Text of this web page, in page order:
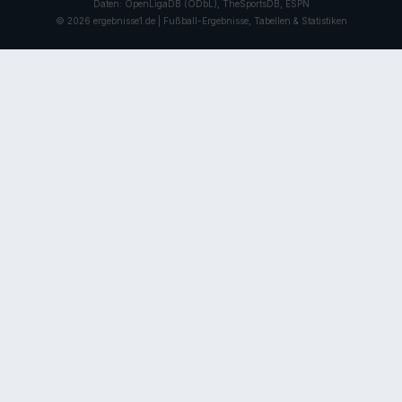
Daten: OpenLigaDB (ODbL), TheSportsDB, ESPN
© 2026 ergebnisse1.de | Fußball-Ergebnisse, Tabellen & Statistiken